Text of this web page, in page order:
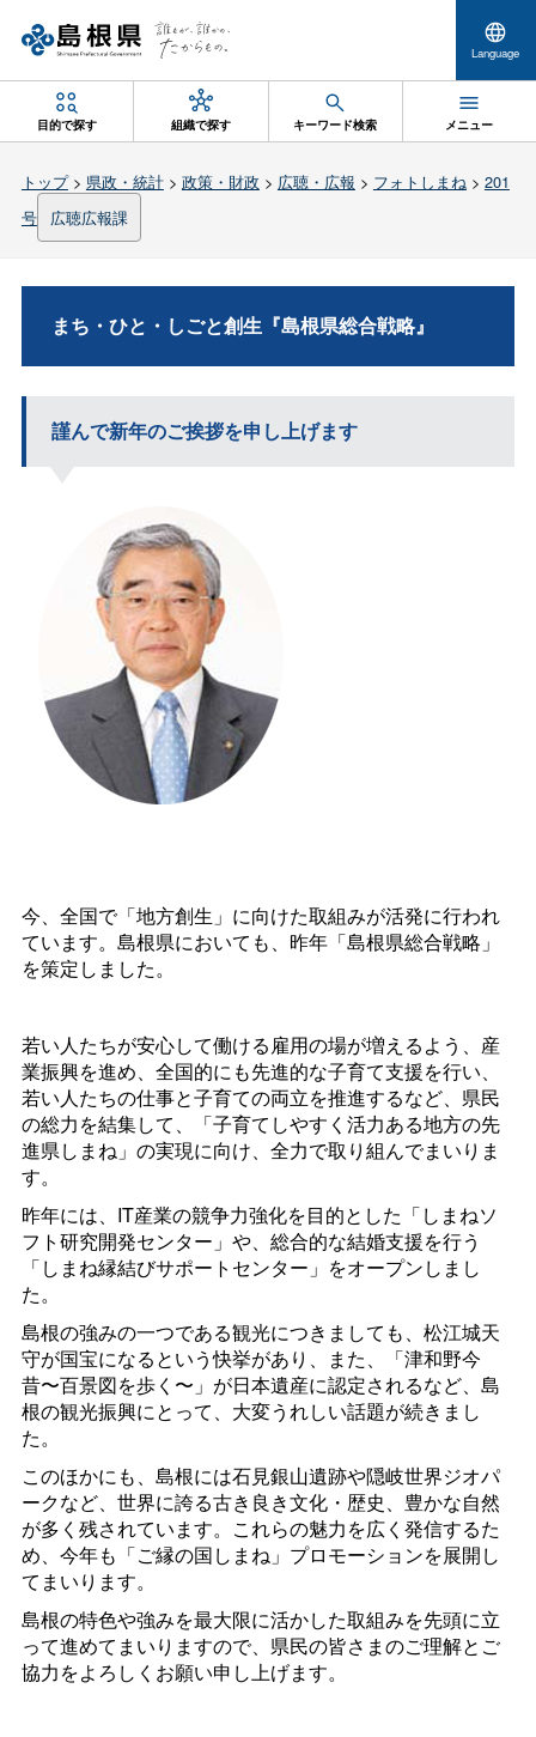
Language
目的で探す 組織で探す キーワード検索 メニュー
トップ> 県政・統計> 政策・財政 > 広聴・広報 > フォトしまね> 201
号
広聴広報課
まち・ひと・しごと創生『島根県総合戦略』
謹んで新年のご挨拶を申し上げます
今、全国で「地方創生」に向けた取組みが活発に行われ
ています。島根県においても、昨年「島根県総合戦略」
を策定しました。
若い人たちが安心して働ける雇用の場が増えるよう、産
業振興を進め、全国的にも先進的な子育て支援を行い、
若い人たちの仕事と子育ての両立を推進するなど、県民
の総力を結集して、「子育てしやすく活力ある地方の先
進県しまね」の実現に向け、全力で取り組んでまいりま
す。
昨年には、IT産業の競争力強化を目的とした「しまねソ
フト研究開発センター」や、総合的な結婚支援を行う
「しまね縁結びサポートセンター」をオープンしまし
た。
島根の強みの一つである観光につきましても、松江城天
守が国宝になるという快挙があり、また、「津和野今
昔〜百景図を歩く〜」が日本遺産に認定されるなど、島
根の観光振興にとって、大変うれしい話題が続きまし
た。
このほかにも、島根には石見銀山遺跡や隠岐世界ジオパ
ークなど、世界に誇る古き良き文化・歴史、豊かな自然
が多く残されています。これらの魅力を広く発信するた
め、今年も「ご縁の国しまね」プロモーションを展開し
てまいります。
島根の特色や強みを最大限に活かした取組みを先頭に立
って進めてまいりますので、県民の皆さまのご理解とご
協力をよろしくお願い申し上げます。